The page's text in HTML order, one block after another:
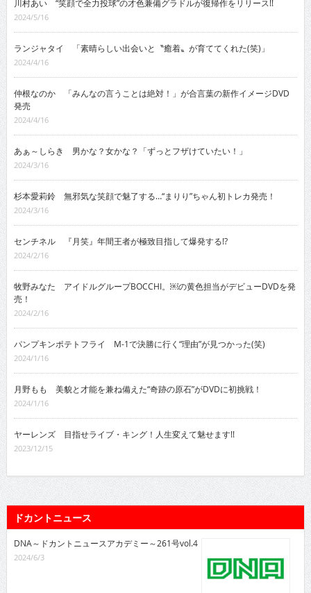
川村あい “笑顔で全力投球”の才色兼備グラドルが復帰作をリリース!!
2024/5/16
ランジャタイ 「素晴らしい出会いと〝癒着〟が育ててくれた(笑)」
2024/4/16
仲根なのか 「みんなの言うことは絶対！」が合言葉の新作イメージDVD
発売
2024/4/16
あぁ～しらき 男かな？女かな？「ずっとフザけていたい！」
2024/3/16
杉本愛莉鈴 無邪気な笑顔で魅了する…“まりり”ちゃん初トレカ発売！
2024/3/16
センチネル 『月笑』年間王者が極致目指して爆発する!?
2024/2/16
牧野みなた アイドルグループBOCCHI。￼の黄色担当がデビューDVDを発
売！
2024/2/16
パンプキンポテトフライ M-1で決勝に行く“理由”が見つかった(笑)
2024/1/16
月野もも 美貌と才能を兼ね備えた“奇跡の原石”がDVDに初挑戦！
2024/1/16
ヤーレンズ 目指せライブ・キング！人生変えて魅せます!!
2023/12/15
ドカントニュース
DNA～ドカントニュースアカデミー～261号vol.4
2024/6/3